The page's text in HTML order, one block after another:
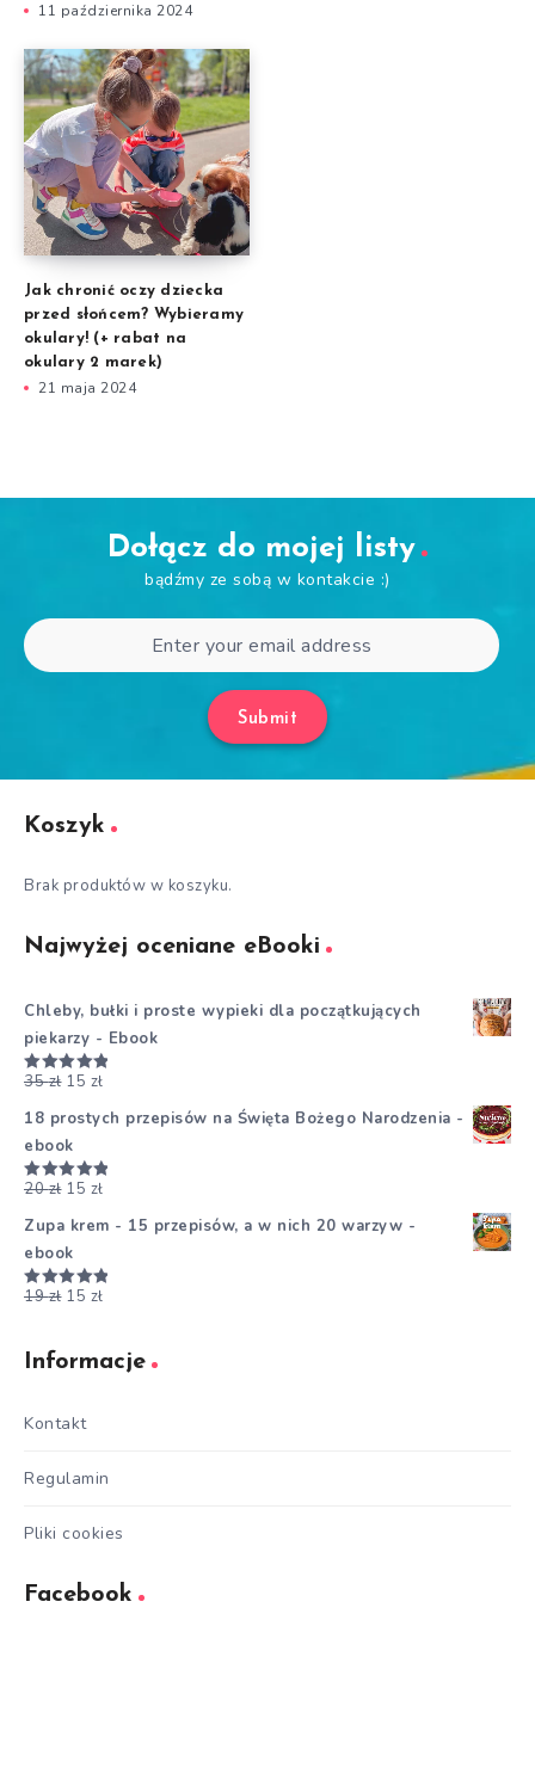
11 października 2024
Jak chronić oczy dziecka
przed słońcem? Wybieramy
okulary! (+ rabat na
okulary 2 marek)
21 maja 2024
Dołącz do mojej listy
bądźmy ze sobą w kontakcie :)
Submit
Koszyk
Brak produktów w koszyku.
Najwyżej oceniane eBooki
Chleby, bułki i proste wypieki dla początkujących
piekarzy - Ebook
Oceniono
35zł 15 zł
18 prostych przepisów na Święta Bożego Narodzenia -
ebook
Oceniono
20zł 15 zł
Zupa krem - 15 przepisów, a w nich 20 warzyw -
ebook
Oceniono
19zł 15 zł
Informacje
Kontakt
Regulamin
Pliki cookies
Facebook